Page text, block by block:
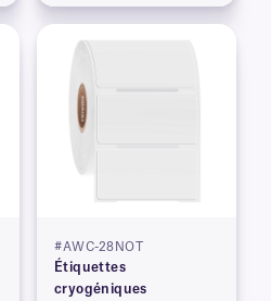
#AWC-28NOT
Étiquettes
cryogéniques